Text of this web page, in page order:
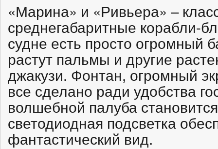
«Марина» и «Ривьера» –
среднегабаритные корабли-
судне есть просто огромный
растут пальмы и другие
джакузи. Фонтан, огромный
все сделано ради удобства
волшебной палуба
светодиодная подсветка
фантастический вид.